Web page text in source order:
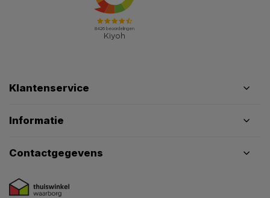
Klantenservice
Informatie
Contactgegevens